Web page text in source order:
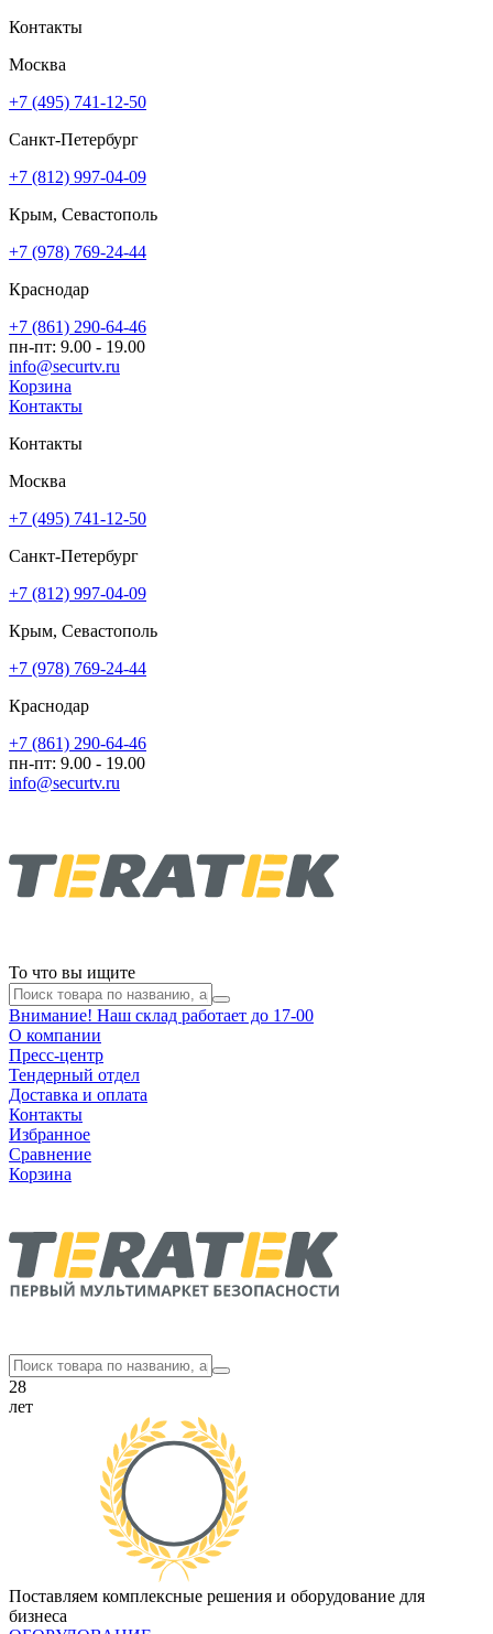
Контакты
Москва
+7 (495) 741-12-50
Санкт-Петербург
+7 (812) 997-04-09
Крым, Севастополь
+7 (978) 769-24-44
Краснодар
+7 (861) 290-64-46
пн-пт: 9.00 - 19.00
info@securtv.ru
Корзина
Контакты
Контакты
Москва
+7 (495) 741-12-50
Санкт-Петербург
+7 (812) 997-04-09
Крым, Севастополь
+7 (978) 769-24-44
Краснодар
+7 (861) 290-64-46
пн-пт: 9.00 - 19.00
info@securtv.ru
То что вы ищите
Внимание! Наш склад работает до 17-00
О компании
Пресс-центр
Тендерный отдел
Доставка и оплата
Контакты
Избранное
Сравнение
Корзина
28
лет
Поставляем комплексные решения и оборудование для
бизнеса